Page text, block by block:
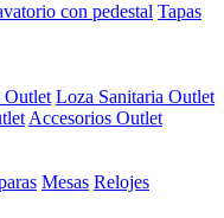
con pedestal Tapas
Outlet Loza Sanitaria Outlet
Accesorios Outlet
Mesas Relojes